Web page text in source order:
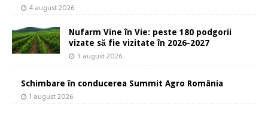
4 august 2026
Nufarm Vine în Vie: peste 180 podgorii
vizate să fie vizitate în 2026-2027
3 august 2026
Schimbare în conducerea Summit Agro România
1 august 2026